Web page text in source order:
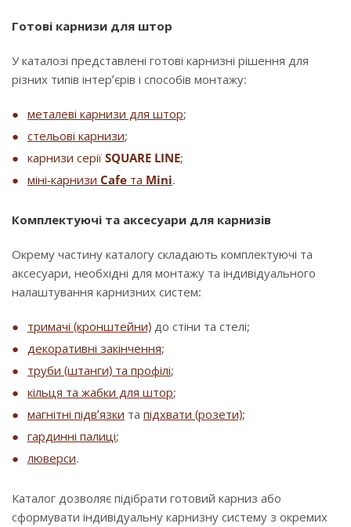
Готові карнизи для штор
У каталозі представлені готові карнизні рішення для
різних типів інтер’єрів і способів монтажу:
металеві карнизи для штор;
стельові карнизи;
карнизи серії SQUARE LINE;
міні-карнизи Cafe та Mini.
Комплектуючі та аксесуари для карнизів
Окрему частину каталогу складають комплектуючі та
аксесуари, необхідні для монтажу та індивідуального
налаштування карнизних систем:
тримачі (кронштейни) до стіни та стелі;
декоративні закінчення;
труби (штанги) та профілі;
кільця та жабки для штор;
магнітні підв’язки та підхвати (розети);
гардинні палиці;
люверси.
Каталог дозволяє підібрати готовий карниз або
сформувати індивідуальну карнизну систему з окремих